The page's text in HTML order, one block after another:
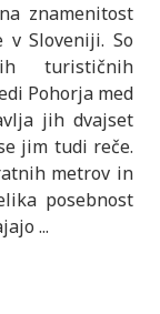
znamenitost
Sloveniji. So
turističnih
Pohorja med
jih dvajset
jim tudi reče.
metrov in
posebnost
...